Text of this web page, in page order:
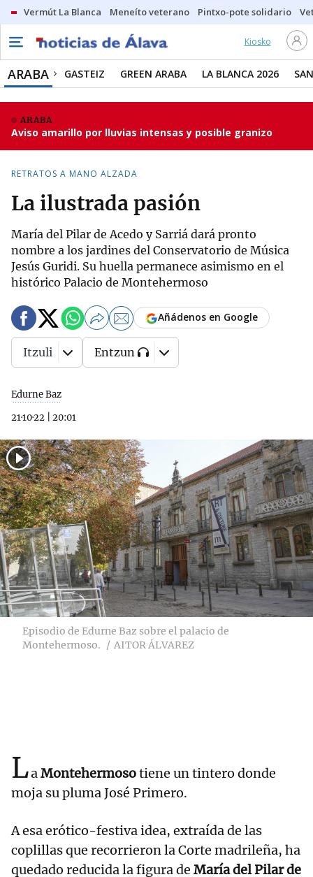
Vermút La Blanca Meneíto veterano Pintxo-pote solidario
Kiosko
ARABA GASTEIZ GREEN ARABA LA BLANCA 2026
ARABA
Aviso amarillo por lluvias intensas y posible granizo
RETRATOS A MANO ALZADA
La ilustrada pasión
María del Pilar de Acedo y Sarriá dará pronto
nombre a los jardines del Conservatorio de Música
Jesús Guridi. Su huella permanece asimismo en el
histórico Palacio de Montehermoso
Edurne Baz
21·10·22
20:01
Añádenos en Google
Itzuli Entzun
Episodio de Edurne Baz sobre el palacio de
Montehermoso.
AITOR ÁLVAREZ
LaMontehermosotiene un tintero donde
moja su pluma José Primero.
A esa erótico-festiva idea, extraída de las
coplillas que recorrieron la Corte madrileña, ha
quedado reducida la figura de María del Pilar de